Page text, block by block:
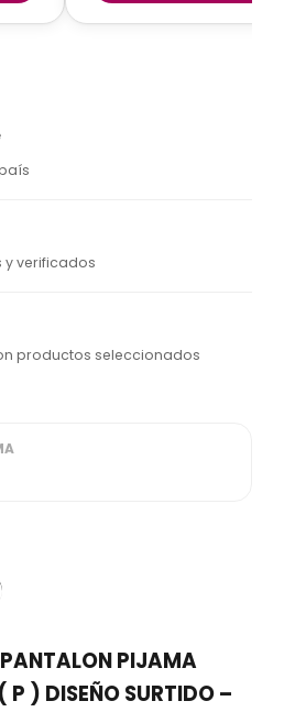
y verificados
productos seleccionados
PIJAMA
) DISEÑO SURTIDO –